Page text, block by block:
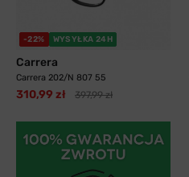
-22% WYSYŁKA 24H
Carrera
Carrera 202/N 807 55
310,99 zł 397,99 zł